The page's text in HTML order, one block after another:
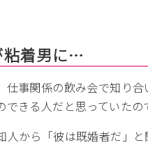
粘着男に…
事関係の飲み会で知り合
できる人だと思っていたの
から「彼は既婚者だ」と